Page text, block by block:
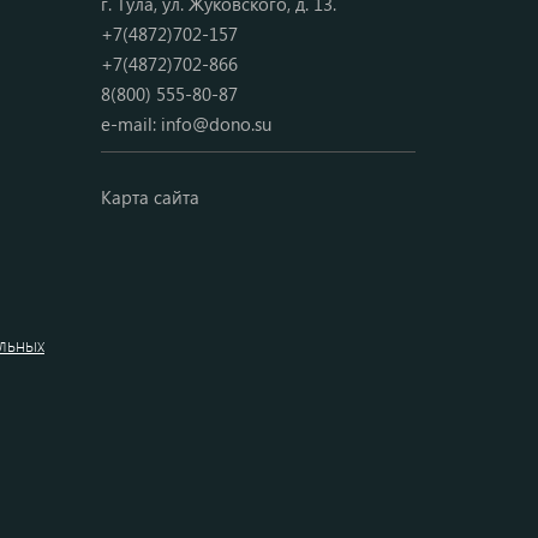
+7(4872)702-157
+7(4872)702-866
8(800) 555-80-87
e-mail: info@dono.su
Карта сайта